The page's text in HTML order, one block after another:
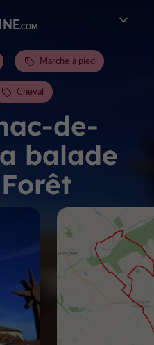
de-
balade
Marche à pied
Cheval